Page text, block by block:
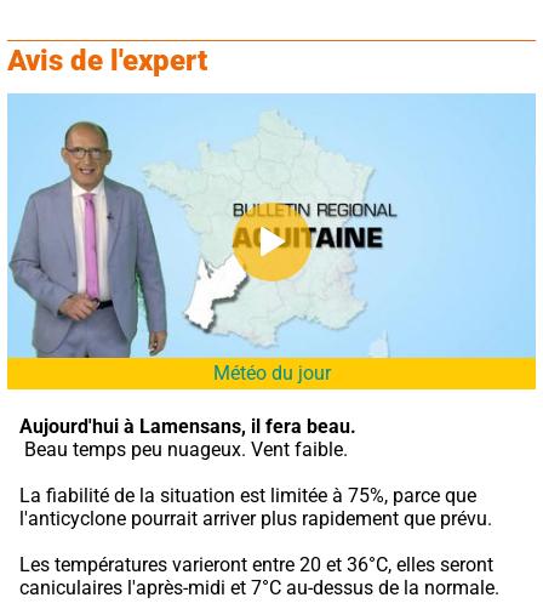
Avis de l'expert
Météo du jour
Aujourd'hui à Lamensans, il fera beau.
Beau temps peu nuageux. Vent faible.
La fiabilité de la situation est limitée à 75%, parce que
l'anticyclone pourrait arriver plus rapidement que prévu.
Les températures varieront entre 20 et 36°C, elles seront
caniculaires l'après-midi et 7°C au-dessus de la normale.